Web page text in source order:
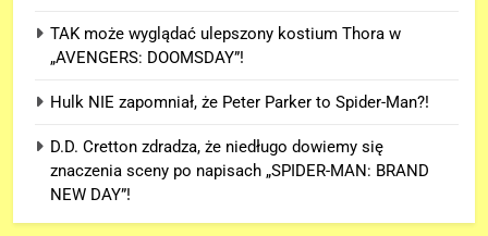
TAK może wyglądać ulepszony kostium Thora w
„AVENGERS: DOOMSDAY”!
Hulk NIE zapomniał, że Peter Parker to Spider-Man?!
D.D. Cretton zdradza, że niedługo dowiemy się
znaczenia sceny po napisach „SPIDER-MAN: BRAND
NEW DAY”!